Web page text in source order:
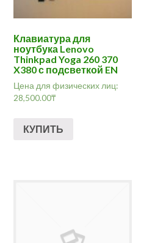
Клавиатура для
ноутбука Lenovo
Thinkpad Yoga 260 370
X380 с подсветкой EN
Цена для физических лиц:
28,500.00₸
КУПИТЬ